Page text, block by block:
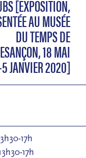
[EXPOSITION,
AU MUSÉE
DU TEMPS DE
18 MAI
JANVIER 2020]
17h
17h